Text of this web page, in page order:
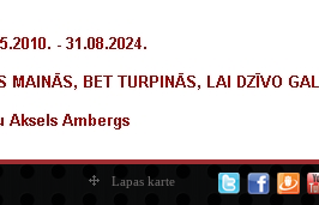
Lapas karte